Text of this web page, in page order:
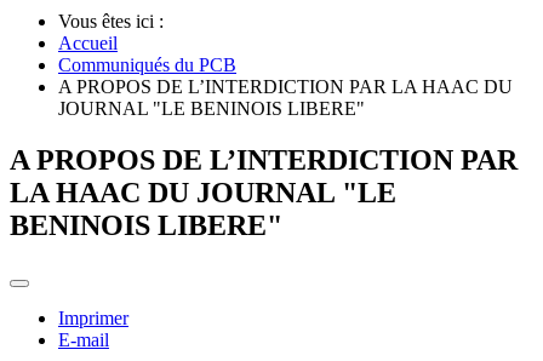
Vous êtes ici :
Accueil
Communiqués du PCB
A PROPOS DE L’INTERDICTION PAR LA HAAC DU
JOURNAL "LE BENINOIS LIBERE"
A PROPOS DE L’INTERDICTION PAR
LA HAAC DU JOURNAL "LE
BENINOIS LIBERE"
Imprimer
E-mail